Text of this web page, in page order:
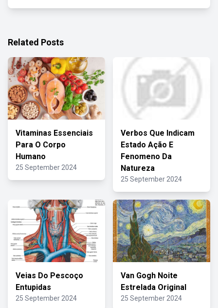
Related Posts
Vitaminas Essenciais
Para O Corpo
Humano
25 September 2024
Verbos Que Indicam
Estado Ação E
Fenomeno Da
Natureza
25 September 2024
Veias Do Pescoço
Entupidas
25 September 2024
Van Gogh Noite
Estrelada Original
25 September 2024